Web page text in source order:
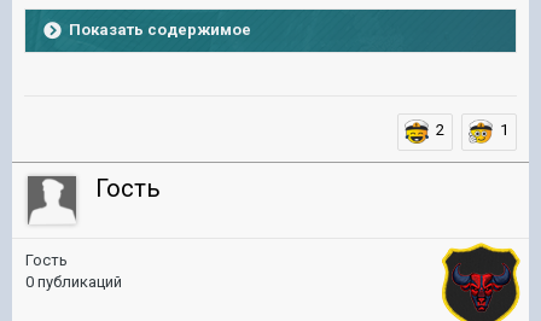
Показать содержимое
2 1
Гость
Гость
0 публикаций